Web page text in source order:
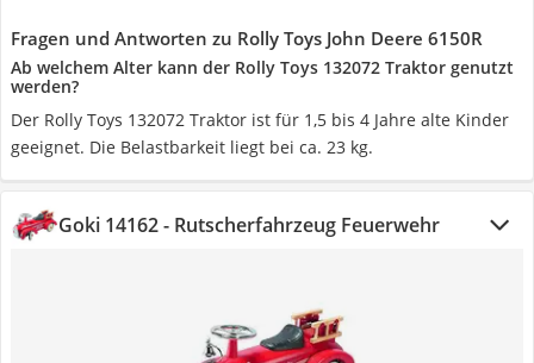
Fragen und Antworten zu Rolly Toys John Deere 6150R
Ab welchem Alter kann der Rolly Toys 132072 Traktor genutzt
werden?
Der Rolly Toys 132072 Traktor ist für 1,5 bis 4 Jahre alte Kinder
geeignet. Die Belastbarkeit liegt bei ca. 23 kg.
Goki 14162 - Rutscherfahrzeug Feuerwehr